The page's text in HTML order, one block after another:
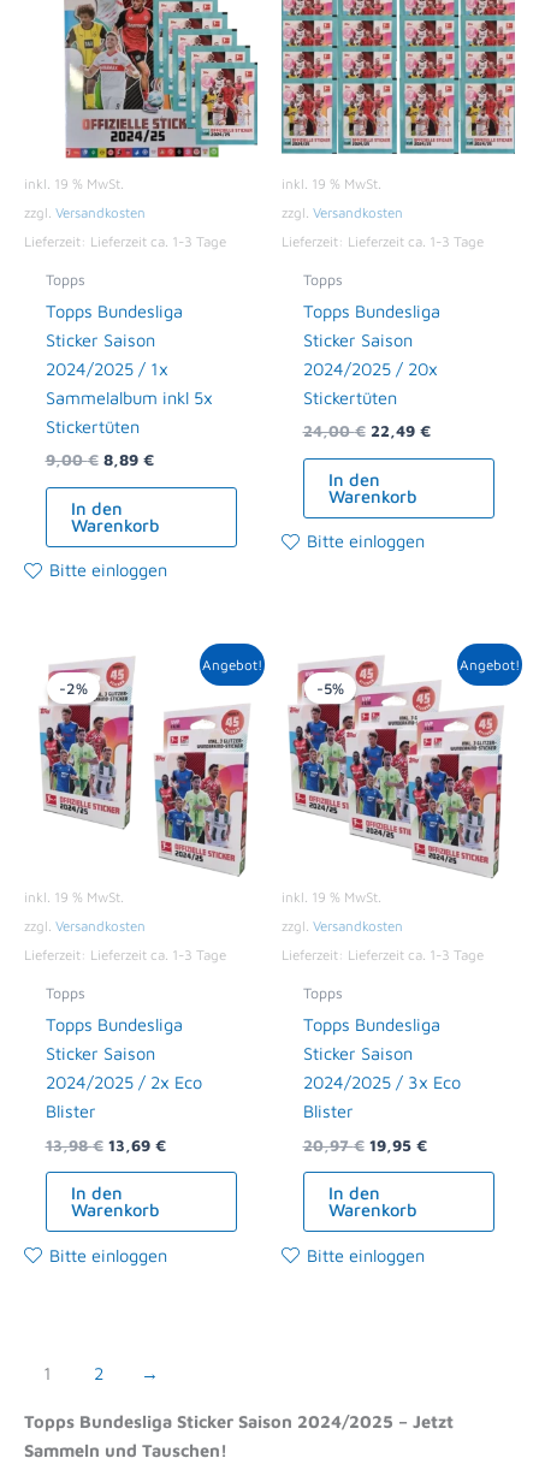
inkl. 19 % MwSt.
zzgl. Versandkosten
Lieferzeit: Lieferzeit ca. 1-3 Tage
Topps
Topps Bundesliga
Sticker Saison
2024/2025 / 1x
Sammelalbum inkl 5x
Stickertüten
9,00€
9,00 €
8,89 €
8,89 €.
In den
Warenkorb
Bitte einloggen
inkl. 19 % MwSt.
zzgl. Versandkosten
Lieferzeit: Lieferzeit ca. 1-3 Tage
Topps
Topps Bundesliga
Sticker Saison
2024/2025 / 20x
Stickertüten
24,00€
24,00 €
22,49 €
22,49 €.
In den
Warenkorb
Bitte einloggen
Angebot!
-2%
inkl. 19 % MwSt.
zzgl. Versandkosten
Lieferzeit: Lieferzeit ca. 1-3 Tage
Topps
Topps Bundesliga
Sticker Saison
2024/2025 / 2x Eco
Blister
13,98€
Ursprünglicher
Preis
war:
13,98 €
13,69 €
Aktueller
Preis
13,69 €.
In den
Warenkorb
Bitte einloggen
Angebot!
-5%
inkl. 19 % MwSt.
zzgl. Versandkosten
Lieferzeit: Lieferzeit ca. 1-3 Tage
Topps
Topps Bundesliga
Sticker Saison
2024/2025 / 3x Eco
Blister
20,97€
Ursprünglicher
Preis
war:
20,97 €
19,95 €
Aktueller
Preis
ist:
19,95 €.
In den
Warenkorb
Bitte einloggen
1 2 →
Topps Bundesliga Sticker Saison 2024/2025 – Jetzt
Sammeln und Tauschen!